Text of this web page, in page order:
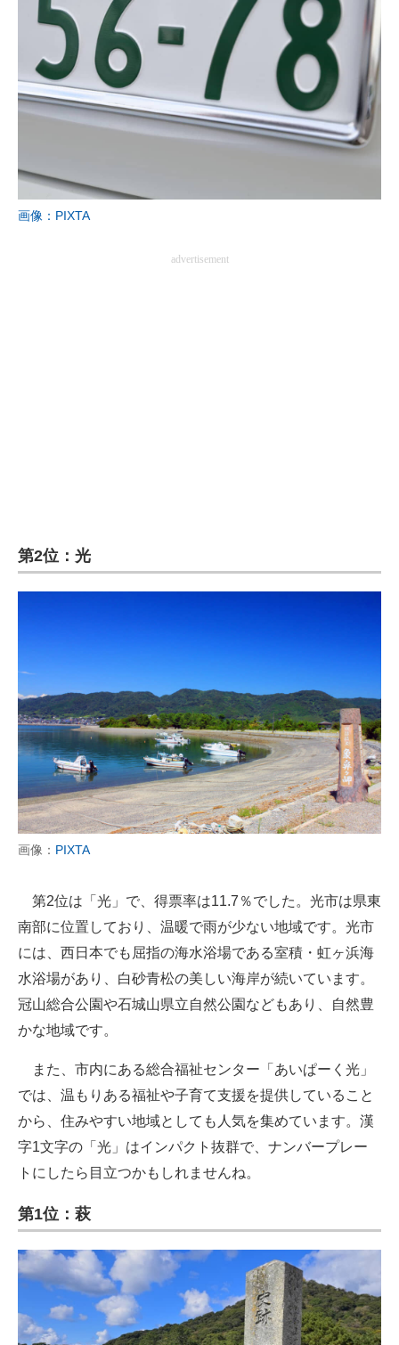
画像：PIXTA
advertisement
第2位：光
画像： PIXTA
第2位は「光」で、得票率は11.7％でした。光市は県東
南部に位置しており、温暖で雨が少ない地域です。光市
には、西日本でも屈指の海水浴場である室積・虹ヶ浜海
水浴場があり、白砂青松の美しい海岸が続いています。
冠山総合公園や石城山県立自然公園などもあり、自然豊
かな地域です。
また、市内にある総合福祉センター「あいぱーく光」
では、温もりある福祉や子育て支援を提供していること
から、住みやすい地域としても人気を集めています。漢
字1文字の「光」はインパクト抜群で、ナンバープレー
トにしたら目立つかもしれませんね。
第1位：萩